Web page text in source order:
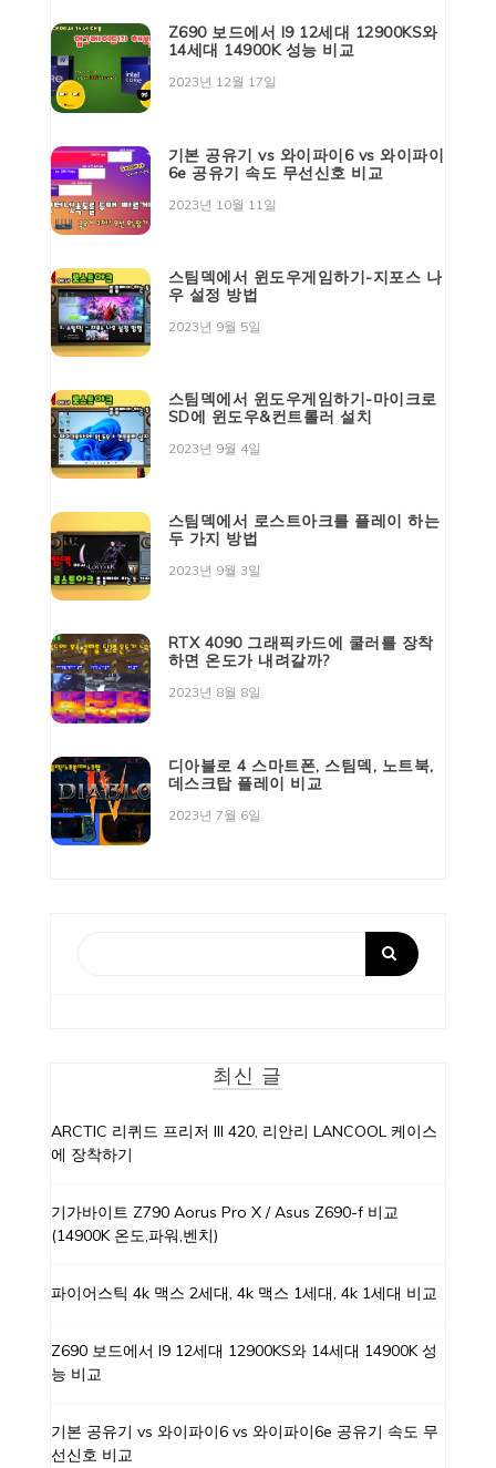
Z690 보드에서 I9 12세대 12900KS와
14세대 14900K 성능 비교
2023년 12월 17일
기본 공유기 vs 와이파이6 vs 와이파이
6e 공유기 속도 무선신호 비교
2023년 10월 11일
스팀덱에서 윈도우게임하기-지포스 나
우 설정 방법
2023년 9월 5일
스팀덱에서 윈도우게임하기-마이크로
SD에 윈도우&컨트롤러 설치
2023년 9월 4일
스팀덱에서 로스트아크를 플레이 하는
두 가지 방법
2023년 9월 3일
RTX 4090 그래픽카드에 쿨러를 장착
하면 온도가 내려갈까?
2023년 8월 8일
디아블로 4 스마트폰, 스팀덱, 노트북,
데스크탑 플레이 비교
2023년 7월 6일
최신 글
ARCTIC 리퀴드 프리저 III 420, 리안리 LANCOOL 케이스
에 장착하기
기가바이트 Z790 Aorus Pro X / Asus Z690-f 비교
(14900K 온도,파워,벤치)
파이어스틱 4k 맥스 2세대, 4k 맥스 1세대, 4k 1세대 비교
Z690 보드에서 I9 12세대 12900KS와 14세대 14900K 성
능 비교
기본 공유기 vs 와이파이6 vs 와이파이6e 공유기 속도 무
선신호 비교